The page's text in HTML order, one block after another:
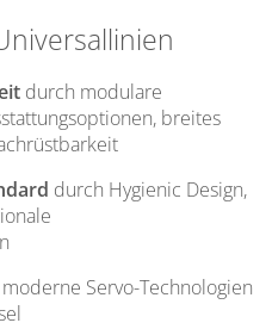
durch modulare
breites
durch Hygienic Design,
Servo-Technologien